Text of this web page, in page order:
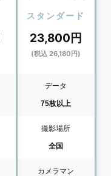
スタンダード
23,800円
(税込 26,180円)
データ
75枚以上
撮影場所
全国
カメラマン